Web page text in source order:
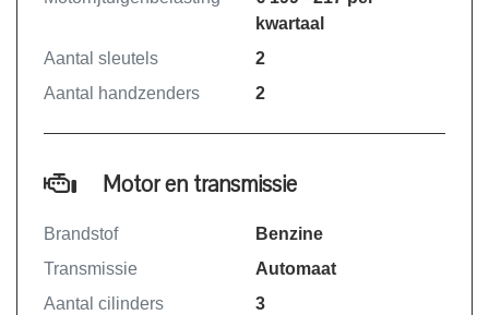
kunt u bij uw eigen dealer terecht in uw
maand CARGarantie meerprijs 450,-
Auto's van 7 tot 10 jaar kunnen worden
voorzien van 12 maand CarGarantie
meerprijs 950,-
kwartaal
Aantal sleutels
2
Aantal handzenders
2
Motor en transmissie
Brandstof
Benzine
Transmissie
Automaat
Aantal cilinders
3